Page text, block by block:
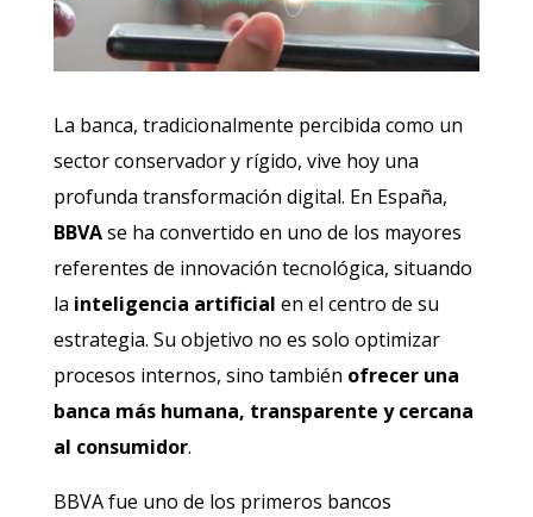
La banca, tradicionalmente percibida como un
sector conservador y rígido, vive hoy una
profunda transformación digital. En España,
BBVAse ha convertido en uno de los mayores
referentes de innovación tecnológica, situando
la inteligencia artificial en el centro de su
estrategia. Su objetivo no es solo optimizar
procesos internos, sino también ofrecer una
banca más humana, transparente y cercana
al consumidor.
BBVA fue uno de los primeros bancos